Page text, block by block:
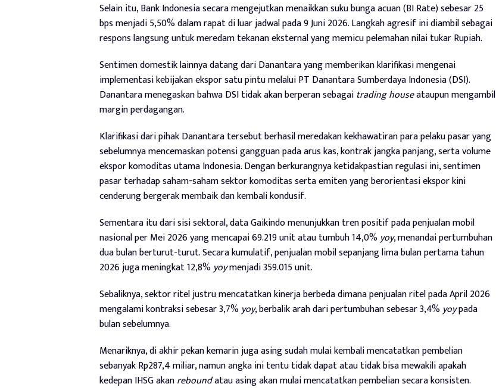
Selain itu, Bank Indonesia secara mengejutkan menaikkan suku bunga acuan (BI Rate) sebesar 25
bps menjadi 5,50% dalam rapat di luar jadwal pada 9 Juni 2026. Langkah agresif ini diambil sebagai
respons langsung untuk meredam tekanan eksternal yang memicu pelemahan nilai tukar Rupiah.
Sentimen domestik lainnya datang dari Danantara yang memberikan klarifikasi mengenai
implementasi kebijakan ekspor satu pintu melalui PT Danantara Sumberdaya Indonesia (DSI).
Danantara menegaskan bahwa DSI tidak akan berperan sebagaitrading houseataupun mengambil
margin perdagangan.
Klarifikasi dari pihak Danantara tersebut berhasil meredakan kekhawatiran para pelaku pasar yang
sebelumnya mencemaskan potensi gangguan pada arus kas, kontrak jangka panjang, serta volume
ekspor komoditas utama Indonesia. Dengan berkurangnya ketidakpastian regulasi ini, sentimen
pasar terhadap saham-saham sektor komoditas serta emiten yang berorientasi ekspor kini
cenderung bergerak membaik dan kembali kondusif.
Sementara itu dari sisi sektoral, data Gaikindo menunjukkan tren positif pada penjualan mobil
nasional per Mei 2026 yang mencapai 69.219 unit atau tumbuh 14,0%yoy, menandai pertumbuhan
dua bulan berturut-turut. Secara kumulatif, penjualan mobil sepanjang lima bulan pertama tahun
2026 juga meningkat 12,8%yoymenjadi 359.015 unit.
Sebaliknya, sektor ritel justru mencatatkan kinerja berbeda dimana penjualan ritel pada April 2026
mengalami kontraksi sebesar 3,7%yoy, berbalik arah dari pertumbuhan sebesar 3,4%yoypada
bulan sebelumnya.
Menariknya, di akhir pekan kemarin juga asing sudah mulai kembali mencatatkan pembelian
sebanyak Rp287,4 miliar, namun angka ini tentu tidak dapat atau tidak bisa mewakili apakah
kedepan IHSG akanreboundatau asing akan mulai mencatatkan pembelian secara konsisten.